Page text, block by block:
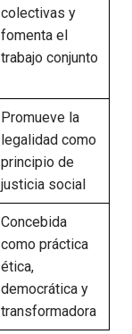
colectivas y
fomenta el
trabajo conjunto
Promueve la
legalidad como
principio de
justicia social
Concebida
como práctica
ética,
democrática y
transformadora